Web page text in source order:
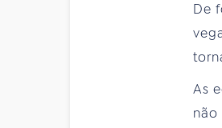
De
As